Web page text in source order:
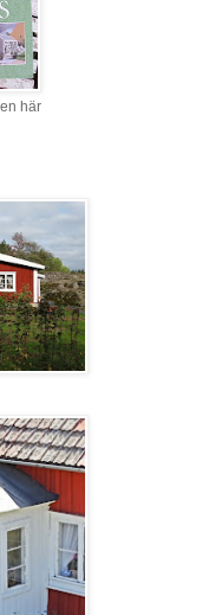
här